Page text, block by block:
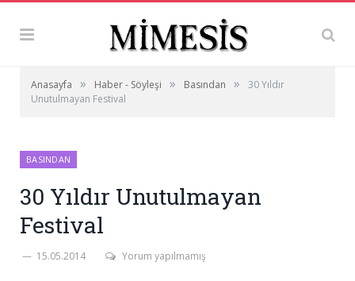
Anasayfa » Haber - Söyleşi » Basından »
30 Yıldır
Unutulmayan Festival
BASINDAN
30 Yıldır Unutulmayan
Festival
15.05.2014 Yorum yapılmamış